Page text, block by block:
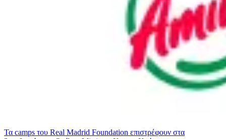
Τα camps του Real Madrid Foundation επιστρέφουν στα